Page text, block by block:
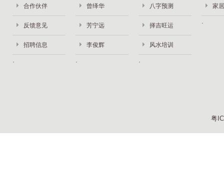
合作伙伴
反馈意见
招聘信息
曾绎华
芳宁远
李俊辉
八字预测
择吉旺运
风水培训
家
粤